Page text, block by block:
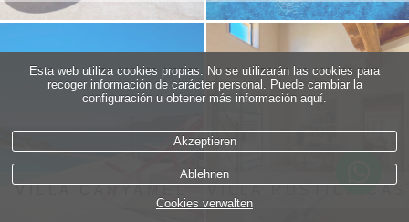
PONÇA
VILLA CANYAMEL VILLA RUSTICA CAS
Esta web utiliza cookies propias. No se utilizarán las cookies para
recoger información de carácter personal. Puede cambiar la
configuración u obtener más información aquí.
Akzeptieren
Ablehnen
Cookies verwalten